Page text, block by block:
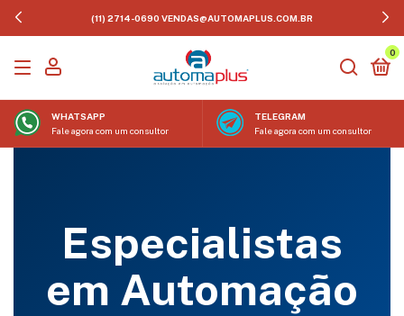
(11) 2714-0690 VENDAS@AUTOMAPLUS.COM.BR
0
WHATSAPP
Fale agora com um consultor
TELEGRAM
Fale agora com um consultor
Especialistas
em Automação